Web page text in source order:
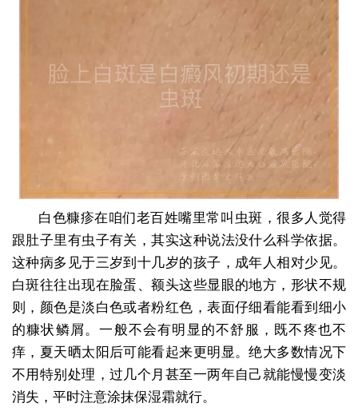
白色糠疹在咱们老百姓嘴里常叫虫斑，很多人觉得
跟肚子里有虫子有关，其实这种说法没什么科学依据。
这种病多见于三岁到十几岁的孩子，成年人相对少见。
白斑往往出现在脸蛋、额头这些显眼的地方，形状不规
则，颜色是淡白色或者粉红色，表面仔细看能看到细小
的糠状鳞屑。一般不会有明显的不舒服，既不疼也不
痒，夏天晒太阳后可能看起来更明显。绝大多数情况下
不用特别处理，过几个月甚至一两年自己就能慢慢变淡
消失，平时注意涂抹保湿霜就行。